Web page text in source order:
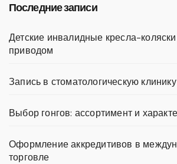
Последние записи
Детские инвалидные кресла-
приводом
Запись в стоматологическую клинику
Выбор гонгов: ассортимент и
Оформление аккредитивов в
торговле